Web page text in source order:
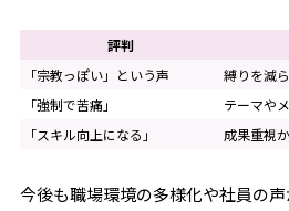
評判
「宗教っぽい」という声
縛りを減
「強制で苦痛」
テーマや
「スキル向上になる」
成果重視
今後も職場環境の多様化や社員の